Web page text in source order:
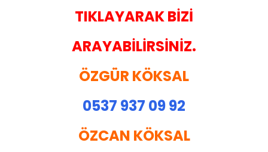
TIKLAYARAK BİZİ
ARAYABİLİRSİNİZ.
ÖZGÜR KÖKSAL
0537 937 09 92
ÖZCAN KÖKSAL